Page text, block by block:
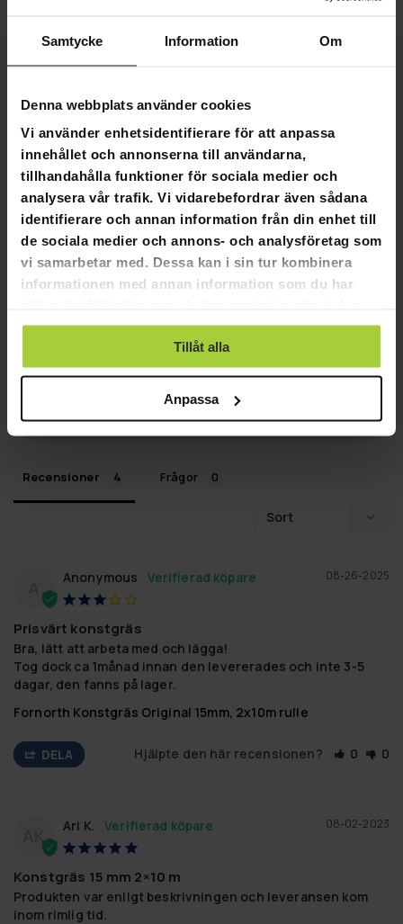
Samtycke Information Om
Denna webbplats använder cookies
Vi använder enhetsidentifierare för att anpassa
innehållet och annonserna till användarna,
tillhandahålla funktioner för sociala medier och
analysera vår trafik. Vi vidarebefordrar även sådana
identifierare och annan information från din enhet till
de sociala medier och annons- och analysföretag som
vi samarbetar med. Dessa kan i sin tur kombinera
informationen med annan information som du har
använt deras tjänster.
Tillåt alla
Anpassa
Husdjur och barnvänligt
UV-ljus och brandförebyggande
4,5 Baserat på 4 recensioner
3
0
1
SKRIV EN RECENSION
STÄLL EN FRÅGA
Recensioner Frågor
08-26-2025
Anonymous
Prisvärt konstgräs
Bra, lätt att arbeta med och lägga!
Tog dock ca 1månad innan den levererades och inte 3-5
dagar, den fanns på lager.
Fornorth Konstgräs Original 15mm, 2x10m rulle
DELA Hjälpte den här recensionen? 0 0
AK
08-02-2023
Ari K.
Konstgräs 15 mm 2×10 m
Produkten var enligt beskrivningen och leveransen kom
inom rimlig tid.